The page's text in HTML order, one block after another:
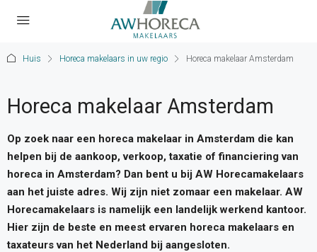
Huis Horeca makelaars in uw regio Horeca makelaar Amsterdam
Horeca makelaar Amsterdam
Op zoek naar een horeca makelaar in Amsterdam die kan
helpen bij de aankoop, verkoop, taxatie of financiering van
horeca in Amsterdam? Dan bent u bij AW Horecamakelaars
aan het juiste adres. Wij zijn niet zomaar een makelaar. AW
Horecamakelaars is namelijk een landelijk werkend kantoor.
Hier zijn de beste en meest ervaren horeca makelaars en
taxateurs van het Nederland bij aangesloten.